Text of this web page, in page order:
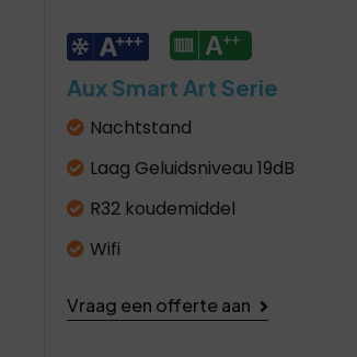
Aux Smart Art Serie
Nachtstand
Laag Geluidsniveau 19dB
R32 koudemiddel
Wifi
Vraag een offerte aan